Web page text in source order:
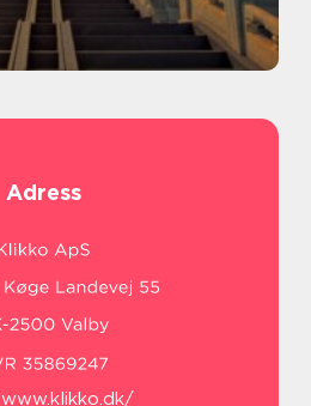
Adress
www.klikko.dk/